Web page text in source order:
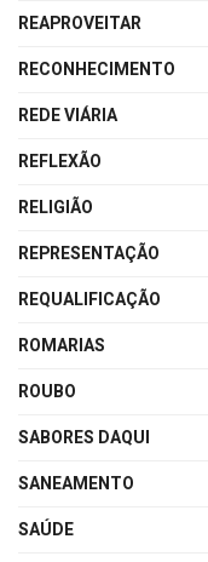
REAPROVEITAR
RECONHECIMENTO
REDE VIÁRIA
REFLEXÃO
RELIGIÃO
REPRESENTAÇÃO
REQUALIFICAÇÃO
ROMARIAS
ROUBO
SABORES DAQUI
SANEAMENTO
SAÚDE